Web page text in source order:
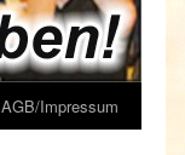
AGB/Impressum